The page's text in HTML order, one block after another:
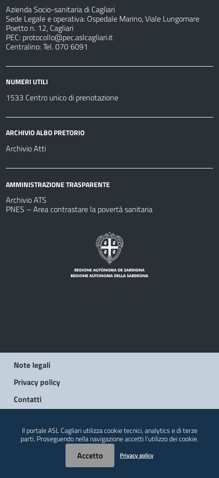
Azienda Socio-sanitaria di Cagliari
Sede Legale e operativa: Ospedale Marino, Viale Lungomare
Poetto n. 12, Cagliari
PEC: protocollo@pec.aslcagliari.it
Centralino: Tel. 070 6091
NUMERI UTILI
1533 Centro unico di prenotazione
ARCHIVIO ALBO PRETORIO
Archivio Atti
AMMINISTRAZIONE TRASPARENTE
Archivio ATS
PNES – Area contrastare la povertà sanitaria
Note legali
Privacy policy
Contatti
Il portale ASL Cagliari utilizza cookie tecnici, analytics e di terze
parti. Proseguendo nella navigazione accetti l’utilizzo dei cookie.
Accetto Privacy policy